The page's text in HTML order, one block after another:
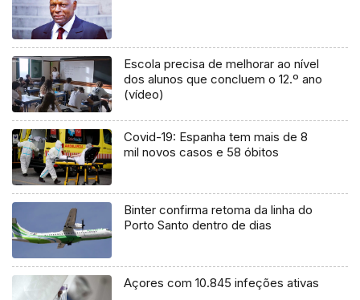
Escola precisa de melhorar ao nível
dos alunos que concluem o 12.º ano
(vídeo)
Covid-19: Espanha tem mais de 8
mil novos casos e 58 óbitos
Binter confirma retoma da linha do
Porto Santo dentro de dias
Açores com 10.845 infeções ativas